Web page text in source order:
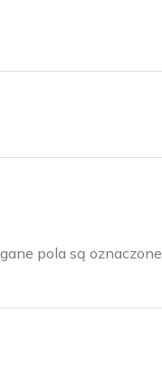
pola są oznaczone